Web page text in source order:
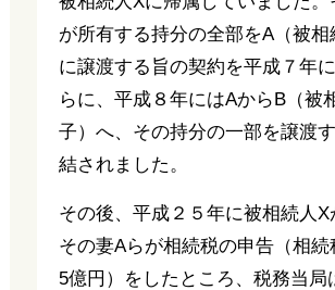
が所有する持分の全部をA（被相
に譲渡する旨の契約を平成７年
らに、平成８年にはAからB（被
子）へ、その持分の一部を譲渡
結されました。
その後、平成２５年に被相続人X
その妻Aらが相続税の申告（相続
5億円）をしたところ、税務当局